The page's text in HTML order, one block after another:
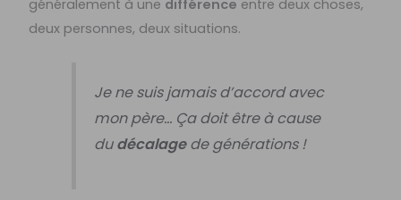
généralement à une différence entre deux choses,
deux personnes, deux situations.
Je ne suis jamais d’accord avec
mon père… Ça doit être à cause
dudécalagede générations !